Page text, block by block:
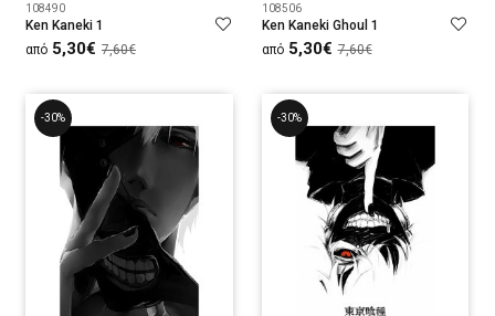
108490
Ken Kaneki 1
από 5,30€ 7,60€
108506
Ken Kaneki Ghoul 1
από 5,30€ 7,60€
-30% -30%